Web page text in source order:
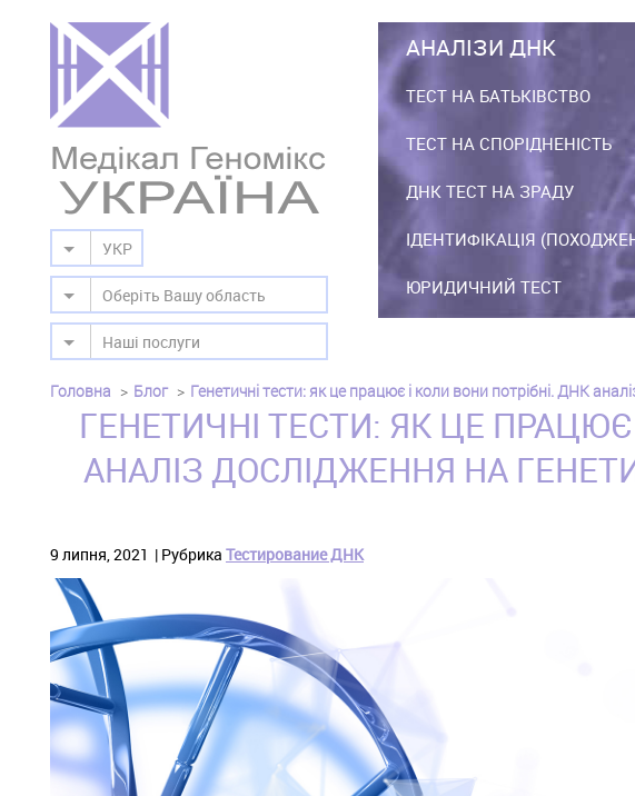
УКР
Оберіть Вашу область
Наші послуги
АНАЛІЗИ ДНК
ТЕСТ НА БАТЬКІВСТВО
ТЕСТ НА СПОРІДНЕНІСТЬ
ДНК ТЕСТ НА ЗРАДУ
ІДЕНТИФІКАЦІЯ
ЮРИДИЧНИЙ ТЕСТ
Головна Блог Генетичні тести: як це працює і коли вони потрібні. ДНК
ГЕНЕТИЧНІ ТЕСТИ: ЯК ЦЕ
АНАЛІЗ ДОСЛІДЖЕННЯ НА
9 липня, 2021 Рубрика Тестирование ДНК